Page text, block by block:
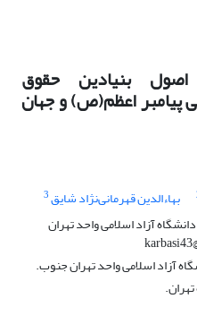
بنیادین حقوق
پیامبر اعظم(ص) و جهان
بهاءالدین قهرمانی‌نژاد شایق3
آزاد اسلامی واحد تهران
آزاد اسلامی واحد تهران جنوب.